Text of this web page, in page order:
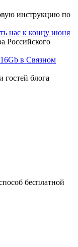
инструкцию по
нас к концу июня
Российского
в Связном
гостей блога
бесплатной